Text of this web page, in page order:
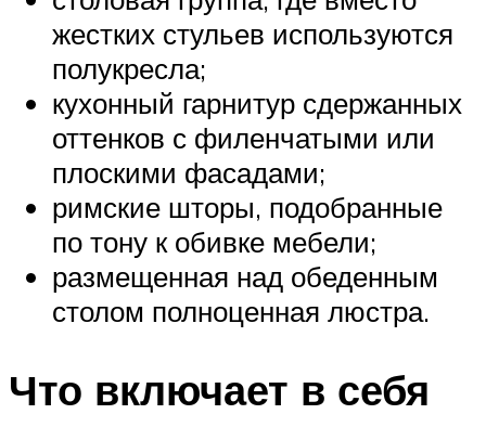
жестких стульев используются
полукресла;
кухонный гарнитур сдержанных
оттенков с филенчатыми или
плоскими фасадами;
римские шторы, подобранные
по тону к обивке мебели;
размещенная над обеденным
столом полноценная люстра.
Что включает в себя